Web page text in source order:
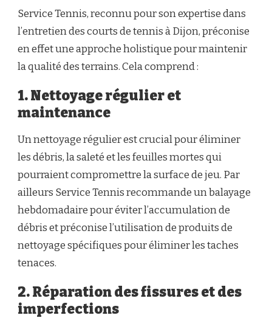
Service Tennis, reconnu pour son expertise dans
l’entretien des courts de tennis à Dijon, préconise
en effet une approche holistique pour maintenir
la qualité des terrains. Cela comprend :
1. Nettoyage régulier et
maintenance
Un nettoyage régulier est crucial pour éliminer
les débris, la saleté et les feuilles mortes qui
pourraient compromettre la surface de jeu. Par
ailleurs Service Tennis recommande un balayage
hebdomadaire pour éviter l’accumulation de
débris et préconise l’utilisation de produits de
nettoyage spécifiques pour éliminer les taches
tenaces.
2. Réparation des fissures et des
imperfections